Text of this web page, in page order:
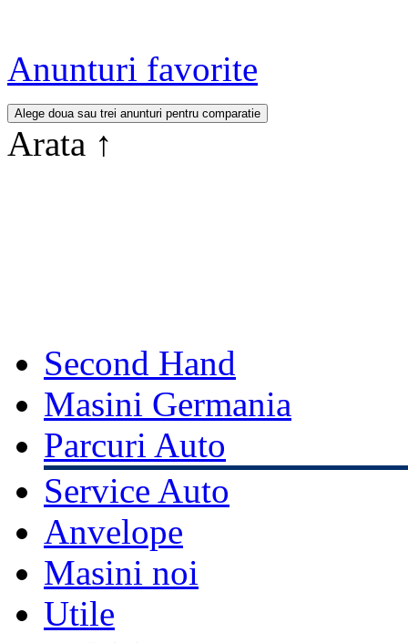
Anunturi favorite
Arata ↑
Second Hand
Masini Germania
Parcuri Auto
Service Auto
Anvelope
Masini noi
Utile